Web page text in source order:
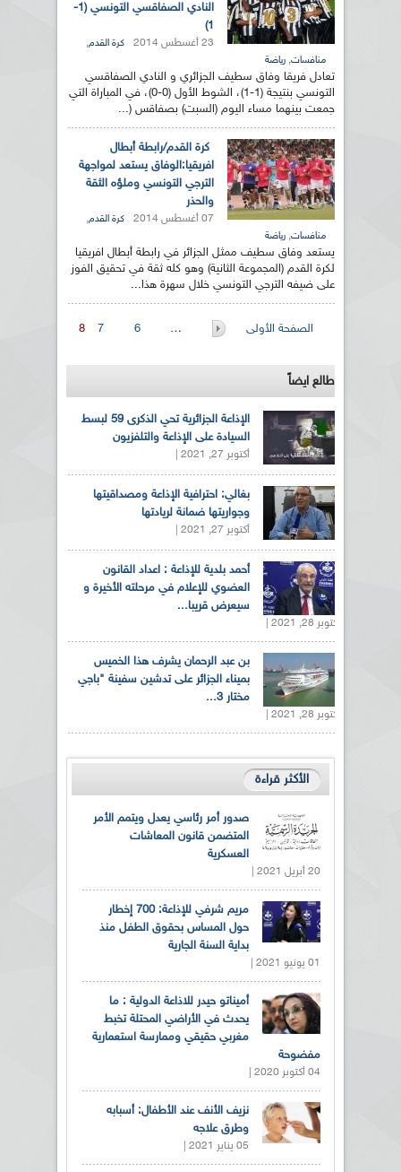
النادي الصفاقسي التونسي (1-
1)
23 أغسطس 2014 كرة القدم,
منافسات, رياضة
تعادل فريقا وفاق سطيف الجزائري و النادي الصفاقسي
التونسي بنتيجة (1-1)، الشوط الأول (0-0)، في المباراة التي
جمعت بينهما مساء اليوم (السبت) بصفاقس (...
كرة القدم/رابطة أبطال
افريقيا:الوفاق يستعد لمواجهة
الترجي التونسي وملؤه الثقة
والحذر
07 أغسطس 2014 كرة القدم,
منافسات, رياضة
يستعد وفاق سطيف ممثل الجزائر في رابطة أبطال افريقيا
لكرة القدم (المجموعة الثانية) وهو كله ثقة في تحقيق الفوز
على ضيفه الترجي التونسي خلال سهرة هذا...
الصفحات
الصفحة الأولى …
6
7
8
طالع ايضاً
الإذاعة الجزائرية تحي الذكرى 59 لبسط
السيادة على الإذاعة والتلفزيون
أكتوبر 27, 2021 |
بغالي: احترافية الإذاعة ومصداقيتها
وجواريتها ضمانة لريادتها
أكتوبر 27, 2021 |
أحمد بلدية للإذاعة : اعداد القانون
العضوي للإعلام في مرحلته الأخيرة و
سيعرض قريبا...
أكتوبر 28, 2021 |
بن عبد الرحمان يشرف هذا الخميس
بميناء الجزائر على تدشين سفينة "باجي
مختار 3...
أكتوبر 28, 2021 |
الأكثر قراءة
صدور أمر رئاسي يعدل ويتمم الأمر
المتضمن قانون المعاشات
العسكرية
20 أبريل 2021 |
مريم شرفي للإذاعة: 700 إخطار
حول المساس بحقوق الطفل منذ
بداية السنة الجارية
01 يونيو 2021 |
أميناتو حيدر للاذاعة الدولية : ما
يحدث في الأراضي المحتلة تخبط
مغربي حقيقي وممارسة استعمارية
مفضوحة
04 أكتوبر 2020 |
نزيف الأنف عند الأطفال: أسبابه
وطرق علاجه
05 يناير 2021 |